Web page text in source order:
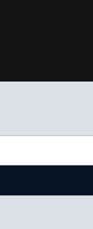
van deze site zijn de